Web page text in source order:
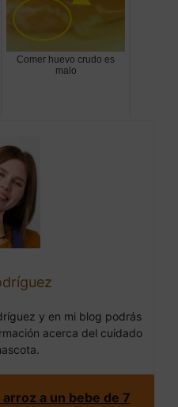
Comer huevo crudo es
malo
y en mi blog podrás
acerca del cuidado
a un bebe de 7